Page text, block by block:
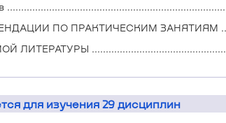
ПО ПРАКТИЧЕСКИМ ЗАНЯТИЯМ
для изучения 29 дисциплин